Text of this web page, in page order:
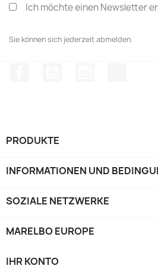
Ich möchte einen Newsletter
Sie können sich jederzeit abmelden.
PRODUKTE
INFORMATIONEN UND
SOZIALE NETZWERKE
MARELBO EUROPE
IHR KONTO